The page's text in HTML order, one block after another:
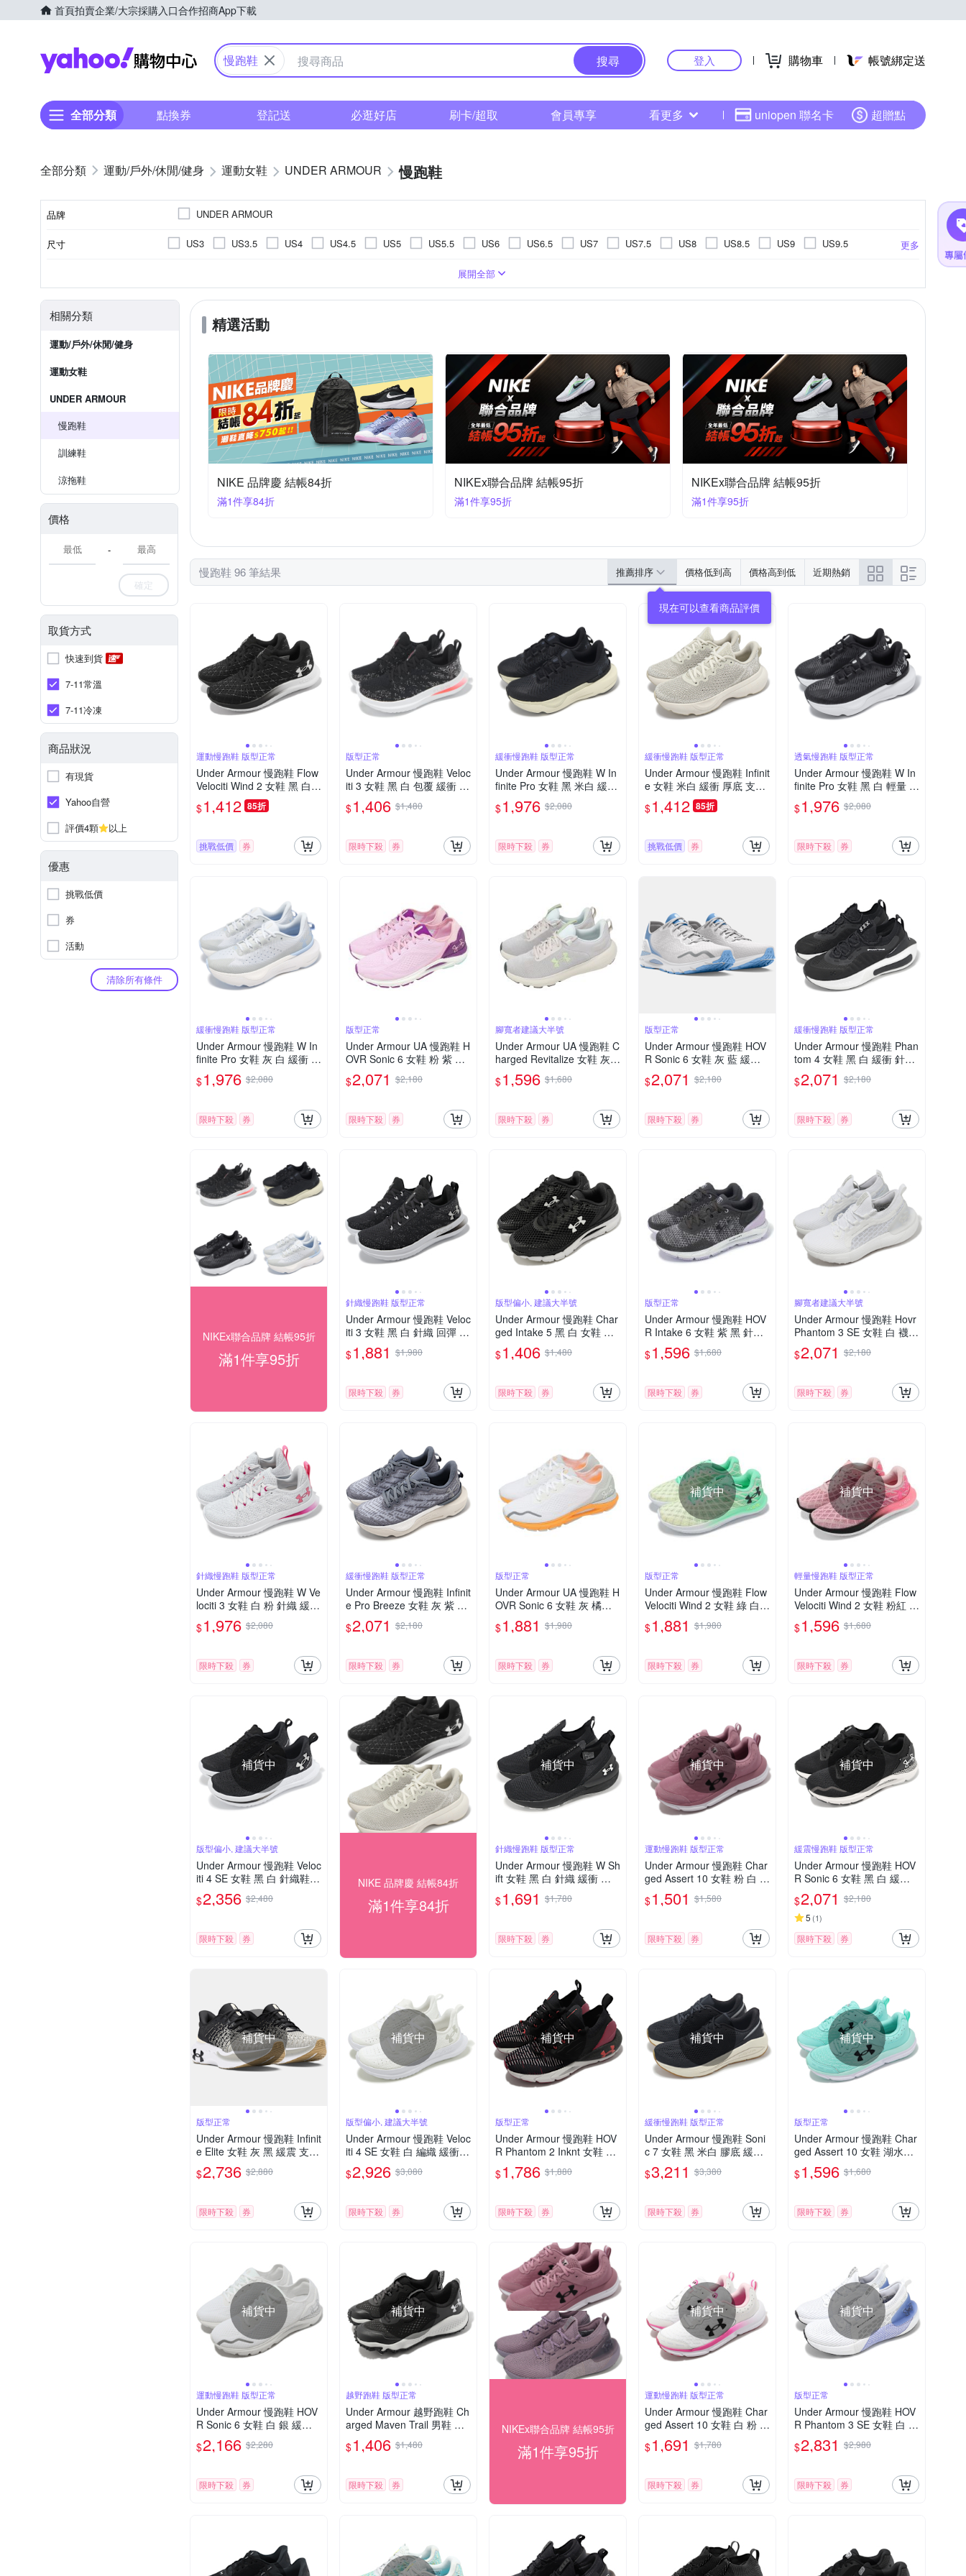
首頁拍賣企業/大宗採購入口合作招商App下載
Yahoo購物中心
慢跑鞋 搜尋 登入 購物車 帳號綁定送
全部分類 點換券 登記送 必逛好店 刷卡/超取 會員專享 看更多 uniopen 聯名卡 超贈點
運動/戶外/休閒/健身 運動女鞋 UNDER ARMOUR 慢跑鞋
品牌 UNDER ARMOUR
尺寸 更多
US3 US3.5 US4 US4.5 US5 US5.5 US6 US6.5 US7 US7.5 US8 US8.5 US9
US9.5
US12.5
EU36
EU37 EU38 EU39 EU40 EU41 EU42 EU43 EU44 EU45 EU46 UK3 UK3.5
UK4
UK4.5
UK5
展開全部
相關分類
運動/戶外/休閒/健身
運動女鞋
UNDER ARMOUR
慢跑鞋
訓練鞋
涼拖鞋
價格
-
確定
取貨方式
快速到貨
7-11常溫
7-11冷凍
商品狀況
有現貨
Yahoo自營
評價4顆
以上
優惠
挑戰低價
券
活動
清除所有條件
精選活動
NIKE 品牌慶 結帳84折
滿1件享84折
NIKEx聯合品牌 結帳95折
滿1件享95折
NIKEx聯合品牌 結帳95折
滿1件享95折
慢跑鞋 96 筆結果 推薦排序 價格低到高 價格高到低 近期熱銷
運動慢跑鞋 版型正常
Under Armour 慢跑鞋 Flow
Velociti Wind 2 女鞋 黑 白
路跑 UA 輕量 運動鞋 內建
晶片 3025662003
$1,412 85折
挑戰低價 券
版型正常
Under Armour 慢跑鞋 Veloc
iti 3 女鞋 黑 白 包覆 緩衝 U
A 運動鞋 3026124004
$1,406 $1,480
限時下殺 券
緩衝慢跑鞋 版型正常
Under Armour 慢跑鞋 W In
finite Pro 女鞋 黑 米白 緩衝
支撐 運動鞋 UA 302720000
4
$1,976 $2,080
限時下殺 券
緩衝慢跑鞋 版型正常
Under Armour 慢跑鞋 Infinit
e 女鞋 米白 緩衝 厚底 支撐
運動鞋 UA 3027524200
$1,412 85折
挑戰低價 券
透氣慢跑鞋 版型正常
Under Armour 慢跑鞋 W In
finite Pro 女鞋 黑 白 輕量 透
氣 緩震 路跑 運動鞋 UA 30
27200001
$1,976 $2,080
限時下殺 券
緩衝慢跑鞋 版型正常
Under Armour 慢跑鞋 W In
finite Pro 女鞋 灰 白 緩衝 支
撐 運動鞋 UA 3027200106
$1,976 $2,080
限時下殺 券
版型正常
Under Armour UA 慢跑鞋 H
OVR Sonic 6 女鞋 粉 紫 緩
震 運動鞋 3026128603
$2,071 $2,180
限時下殺 券
腳寬者建議大半號
Under Armour UA 慢跑鞋 C
harged Revitalize 女鞋 灰
白 緩震 運動鞋 302668310
4
$1,596 $1,680
限時下殺 券
版型正常
Under Armour 慢跑鞋 HOV
R Sonic 6 女鞋 灰 藍 緩震
運動鞋 UA 3026128107
$2,071 $2,180
限時下殺 券
緩衝慢跑鞋 版型正常
Under Armour 慢跑鞋 Phan
tom 4 女鞋 黑 白 緩衝 針織
反光 運動鞋 UA 302759400
3
$2,071 $2,180
限時下殺 券
NIKEx聯合品牌 結帳95折
滿1件享95折
針織慢跑鞋 版型正常
Under Armour 慢跑鞋 Veloc
iti 3 女鞋 黑 白 針織 回彈 穩
定 Flow 路跑 運動鞋 UA 30
26124002
$1,881 $1,980
限時下殺 券
版型偏小, 建議大半號
Under Armour 慢跑鞋 Char
ged Intake 5 黑 白 女鞋 透
氣 緩震 運動鞋 UA 302356
4001
$1,406 $1,480
限時下殺 券
版型正常
Under Armour 慢跑鞋 HOV
R Intake 6 女鞋 紫 黑 針織
緩震 運動鞋 UA 302614110
2
$1,596 $1,680
限時下殺 券
腳寬者建議大半號
Under Armour 慢跑鞋 Hovr
Phantom 3 SE 女鞋 白 襪套
式 針織鞋面 緩震 運動鞋 U
A 3026584100
$2,071 $2,180
限時下殺 券
針織慢跑鞋 版型正常
Under Armour 慢跑鞋 W Ve
lociti 3 女鞋 白 粉 針織 緩衝
運動鞋 UA 3026124105
$1,976 $2,080
限時下殺 券
緩衝慢跑鞋 版型正常
Under Armour 慢跑鞋 Infinit
e Pro Breeze 女鞋 灰 紫 厚
底 緩衝 輕量 運動鞋 UA 30
27197100
$2,071 $2,180
限時下殺 券
版型正常
Under Armour UA 慢跑鞋 H
OVR Sonic 6 女鞋 灰 橘黃
緩震 運動鞋 UA 302612810
6
$1,881 $1,980
限時下殺 券
補貨中
版型正常
Under Armour 慢跑鞋 Flow
Velociti Wind 2 女鞋 綠 白
緩衝 路跑 UA 運動鞋 30256
62106
$1,881 $1,980
限時下殺 券
補貨中
輕量慢跑鞋 版型正常
Under Armour 慢跑鞋 Flow
Velociti Wind 2 女鞋 粉紅 黑
輕量 漸層 緩震 運動鞋 UA 3
024911601
$1,596 $1,680
限時下殺 券
補貨中
版型偏小, 建議大半號
Under Armour 慢跑鞋 Veloc
iti 4 SE 女鞋 黑 白 針織鞋面
回彈 運動鞋 UA 302758600
1
$2,356 $2,480
限時下殺 券
NIKE 品牌慶 結帳84折
滿1件享84折
補貨中
針織慢跑鞋 版型正常
Under Armour 慢跑鞋 W Sh
ift 女鞋 黑 白 針織 緩衝 運
動鞋 UA 3027777004
$1,691 $1,780
限時下殺 券
補貨中
運動慢跑鞋 版型正常
Under Armour 慢跑鞋 Char
ged Assert 10 女鞋 粉 白 緩
震 回彈 運動鞋 路跑 UA 30
26179600
$1,501 $1,580
限時下殺 券
補貨中
緩震慢跑鞋 版型正常
Under Armour 慢跑鞋 HOV
R Sonic 6 女鞋 黑 白 緩衝
透氣 反光 路跑 運動鞋 UA 3
026128003
$2,071 $2,180
5 (1)
限時下殺 券
補貨中
版型正常
Under Armour 慢跑鞋 Infinit
e Elite 女鞋 灰 黑 緩震 支撐
運動鞋 UA 3027199104
$2,736 $2,880
限時下殺 券
補貨中
版型偏小, 建議大半號
Under Armour 慢跑鞋 Veloc
iti 4 SE 女鞋 白 編織 緩衝
回彈 全白 運動鞋 UA 30275
86100
$2,926 $3,080
限時下殺 券
補貨中
版型正常
Under Armour 慢跑鞋 HOV
R Phantom 2 Inknt 女鞋 透
氣 支撐 包覆 黑 紅 運動鞋 U
A 3024155006
$1,786 $1,880
限時下殺 券
補貨中
緩衝慢跑鞋 版型正常
Under Armour 慢跑鞋 Soni
c 7 女鞋 黑 米白 膠底 緩衝
輕量 運動鞋 UA 302800300
1
$3,211 $3,380
限時下殺 券
補貨中
版型正常
Under Armour 慢跑鞋 Char
ged Assert 10 女鞋 湖水綠
黑 緩震 穩定 運動鞋 UA 30
26179300
$1,596 $1,680
限時下殺 券
補貨中
運動慢跑鞋 版型正常
Under Armour 慢跑鞋 HOV
R Sonic 6 女鞋 白 銀 緩震
反光 運動鞋 UA 302612810
1
$2,166 $2,280
限時下殺 券
補貨中
越野跑鞋 版型正常
Under Armour 越野跑鞋 Ch
arged Maven Trail 男鞋 黑
灰 緩震 運動鞋 UA 302614
3101
$1,406 $1,480
限時下殺 券
NIKEx聯合品牌 結帳95折
滿1件享95折
補貨中
運動慢跑鞋 版型正常
Under Armour 慢跑鞋 Char
ged Assert 10 女鞋 白 粉 緩
震 回彈 運動鞋 路跑 UA 30
26179102
$1,691 $1,780
限時下殺 券
補貨中
版型正常
Under Armour 慢跑鞋 HOV
R Phantom 3 SE 女鞋 白 紫
針織 襪套 運動鞋 UA 30265
84108
$2,831 $2,980
限時下殺 券